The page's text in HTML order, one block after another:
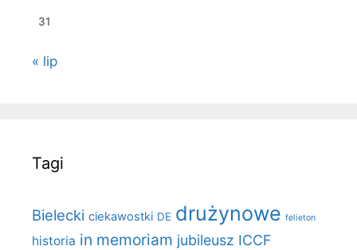
31
« lip
Tagi
Bielecki ciekawostki DE drużynowe felieton
historia in memoriam jubileusz ICCF